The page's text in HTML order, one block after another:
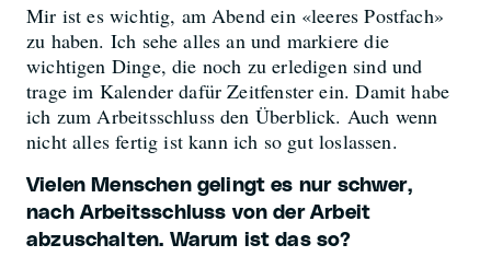
Mir ist es wichtig, am Abend ein «leeres Postfach»
zu haben. Ich sehe alles an und markiere die
wichtigen Dinge, die noch zu erledigen sind und
trage im Kalender dafür Zeitfenster ein. Damit habe
ich zum Arbeitsschluss den Überblick. Auch wenn
nicht alles fertig ist kann ich so gut loslassen.
Vielen Menschen gelingt es nur schwer,
nach Arbeitsschluss von der Arbeit
abzuschalten. Warum ist das so?